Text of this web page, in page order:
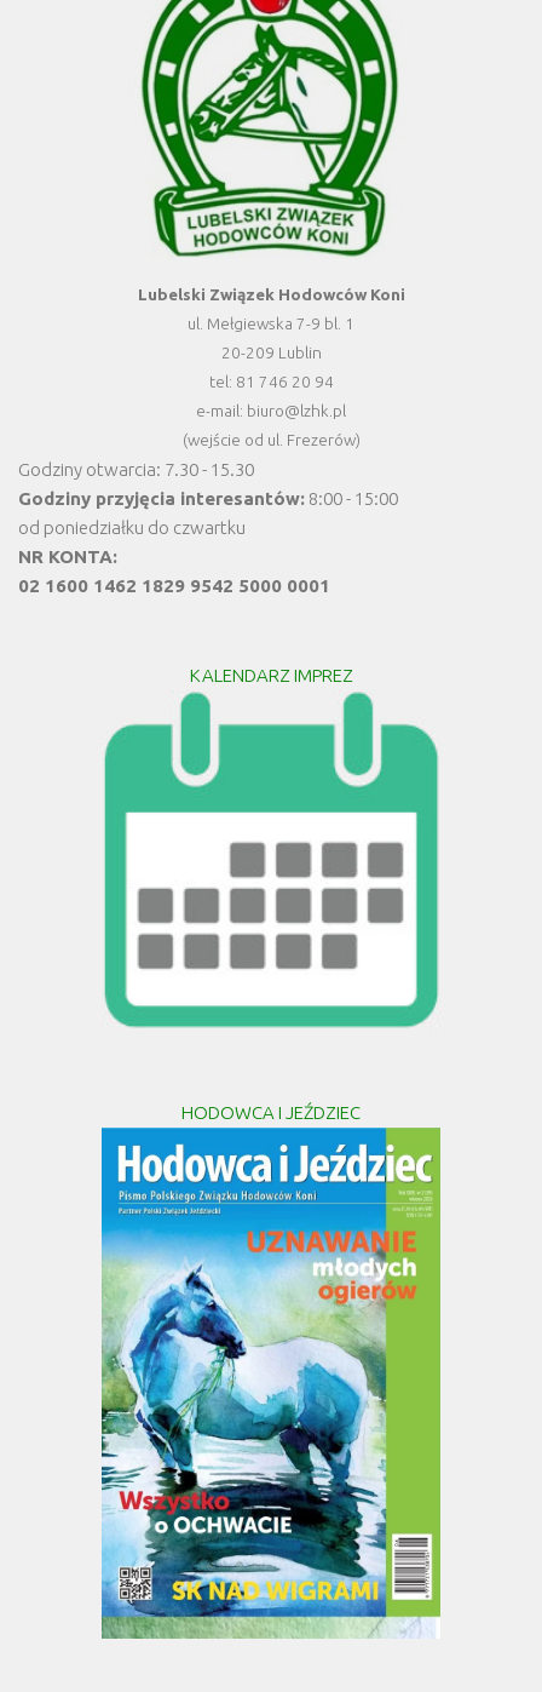
Lubelski Związek Hodowców Koni
ul. Mełgiewska 7-9 bl. 1
20-209 Lublin
tel: 81 746 20 94
e-mail: biuro@lzhk.pl
(wejście od ul. Frezerów)
Godziny otwarcia: 7.30 - 15.30
Godziny przyjęcia interesantów: 8:00 - 15:00
od poniedziałku do czwartku
NR KONTA:
02 1600 1462 1829 9542 5000 0001
KALENDARZ IMPREZ
HODOWCA I JEŹDZIEC